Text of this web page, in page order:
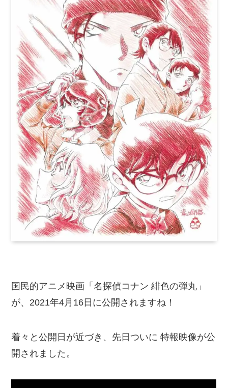
国民的アニメ映画「名探偵コナン 緋色の弾丸」
が、2021年4月16日に公開されますね！
着々と公開日が近づき、先日ついに 特報映像が公
開されました。